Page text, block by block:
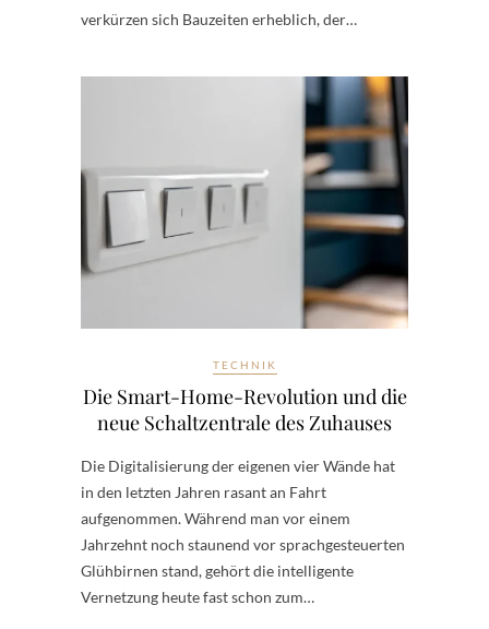
verkürzen sich Bauzeiten erheblich, der…
TECHNIK
Die Smart-Home-Revolution und die
neue Schaltzentrale des Zuhauses
Die Digitalisierung der eigenen vier Wände hat
in den letzten Jahren rasant an Fahrt
aufgenommen. Während man vor einem
Jahrzehnt noch staunend vor sprachgesteuerten
Glühbirnen stand, gehört die intelligente
Vernetzung heute fast schon zum…